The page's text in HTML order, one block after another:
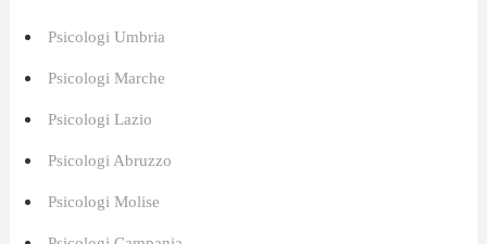
Psicologi Umbria
Psicologi Marche
Psicologi Lazio
Psicologi Abruzzo
Psicologi Molise